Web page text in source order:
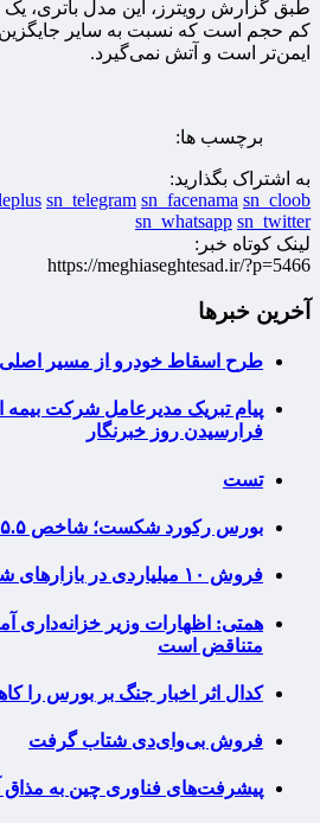
طبق گزارش رویترز، این مدل باتری، یک
کم حجم است که نسبت به سایر
ایمن‌تر است و آتش نمی‌گیرد.
برچسب ها:
به اشتراک بگذارید:
sn_telegram sn_facenama sn_cloob
sn_whatsapp sn_twitter
لینک کوتاه خبر:
https://meghiaseghtesad.ir/?p=5466
آخرین خبرها
طرح اسقاط خودرو از مسیر
پیام تبریک مدیرعامل شرکت بیمه
فرارسیدن روز خبرنگار
تست
بورس رکورد شکست؛ شاخص ۵.۵ میلیونی شد
فروش ۱۰ میلیاردی در بازارهای شبانه‌روزی صنایع‌دستی
همتی: اظهارات وزیر خزانه‌داری
متناقض است
کدال اثر اخبار جنگ بر بورس را
فروش بی‌وای‌دی شتاب گرفت
پیشرفت‌های فناوری چین به مذاق